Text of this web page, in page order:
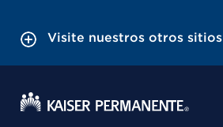
Visite nuestros otros sitios